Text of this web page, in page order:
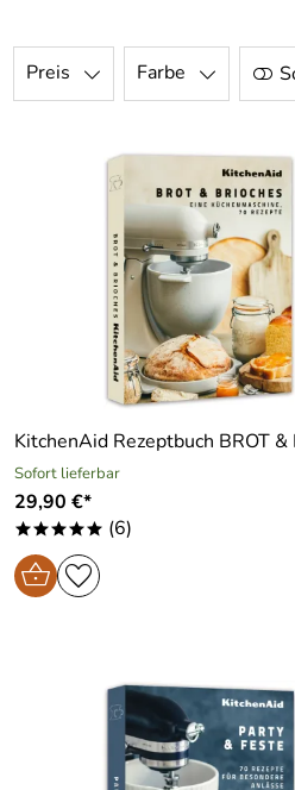
Preis Farbe
KitchenAid Rezeptbuch BROT &
Sofort lieferbar
29,90 €*
***** (6)